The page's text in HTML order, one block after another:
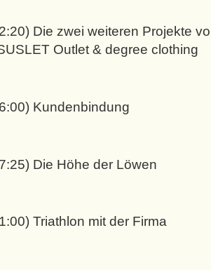
Die zwei weiteren Projekte
Outlet & degree clothing
Kundenbindung
Die Höhe der Löwen
Triathlon mit der Firma